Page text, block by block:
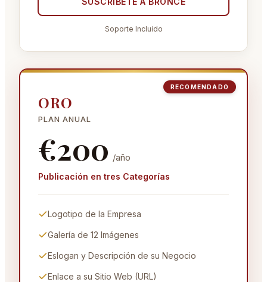
Soporte Incluido
RECOMENDADO
ORO
PLAN ANUAL
€200 /año
Publicación en tres Categorías
Logotipo de la Empresa
Galería de 12 Imágenes
Eslogan y Descripción de su Negocio
Enlace a su Sitio Web (URL)